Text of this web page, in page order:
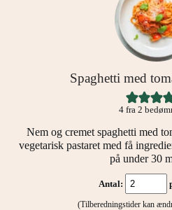
Spaghetti med
4fra 2
Nem og cremet spaghetti med
vegetarisk pastaret med få
på under 30
Antal:
(Tilberedningstider kan